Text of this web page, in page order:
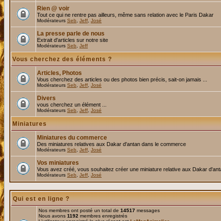
Rien @ voir
Tout ce qui ne rentre pas ailleurs, même sans relation avec le Paris Dakar
Modérateurs Seb Jeff José
La presse parle de nous
Extrait d'articles sur notre site
Modérateurs Seb Jeff
Vous cherchez des éléments ?
Articles, Photos
Vous cherchez des articles ou des photos bien précis, sait-on jamais ...
Modérateurs Seb Jeff José
Divers
vous cherchez un élément ...
Modérateurs Seb Jeff José
Miniatures
Miniatures du commerce
Des miniatures relatives aux Dakar d'antan dans le commerce
Modérateurs Seb Jeff José
Vos miniatures
Vous avez créé, vous souhaitez créer une miniature relative aux Dakar
Modérateurs Seb Jeff José
Qui est en ligne ?
Nos membres ont posté un total de 14517 messages
Nous avons 1192 membres enregistrés